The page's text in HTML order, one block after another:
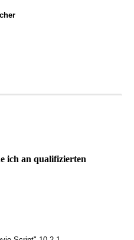
ich an qualifizierten